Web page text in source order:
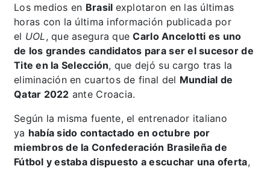
Los medios en Brasil explotaron en las últimas
horas con la última información publicada por
el UOL, que asegura queCarlo Ancelotti es uno
de los grandes candidatos para ser el sucesor de
Tite en la Selección, que dejó su cargo tras la
eliminación en cuartos de final del Mundial de
Qatar 2022 ante Croacia.
Según la misma fuente, el entrenador italiano
ya había sido contactado en octubre por
miembros de la Confederación Brasileña de
Fútbol y estaba dispuesto a escuchar una oferta,